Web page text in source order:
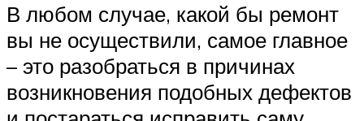
В любом случае, какой бы ремонт
вы не осуществили, самое главное
– это разобраться в причинах
возникновения подобных дефектов